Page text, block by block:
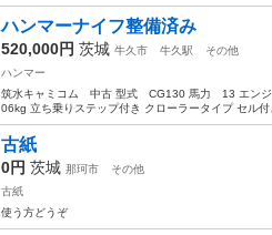
ハンマーナイフ整備済み
520,000円 茨城 牛久市 牛久駅
その他
ハンマー
筑水キャミコム 中古 型式 CG130 馬力 13 エン
06kg 立ち乗りステップ付き クローラータイプ セル
古紙
0円 茨城 那珂市
その他
古紙
使う方どうぞ